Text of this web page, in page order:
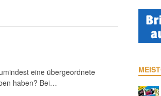
eine übergeordnete
haben? Bei…